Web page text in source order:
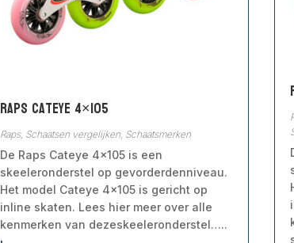
Raps Cateye 4×105
Raps, Schaatsen vergelijken, Schaatsmerken
De Raps Cateye 4×105 is een
skeeleronderstel op gevorderdenniveau.
Het model Cateye 4×105 is gericht op
inline skaten. Lees hier meer over alle
kenmerken van dezeskeeleronderstel…..